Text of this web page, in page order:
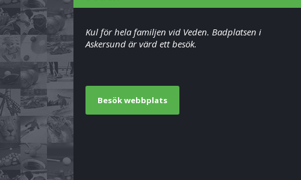
Kul för hela familjen vid Veden. Badplatsen i
Askersund är värd ett besök.
Besök webbplats